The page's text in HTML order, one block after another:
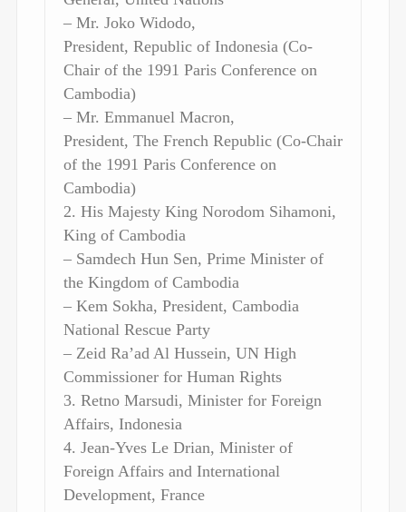
– Mr. Joko Widodo,
President, Republic of Indonesia (Co-
Chair of the 1991 Paris Conference on
Cambodia)
– Mr. Emmanuel Macron,
President, The French Republic (Co-Chair
of the 1991 Paris Conference on
Cambodia)
2. His Majesty King Norodom Sihamoni,
King of Cambodia
– Samdech Hun Sen, Prime Minister of
the Kingdom of Cambodia
– Kem Sokha, President, Cambodia
National Rescue Party
– Zeid Ra’ad Al Hussein, UN High
Commissioner for Human Rights
3. Retno Marsudi, Minister for Foreign
Affairs, Indonesia
4. Jean-Yves Le Drian, Minister of
Foreign Affairs and International
Development, France